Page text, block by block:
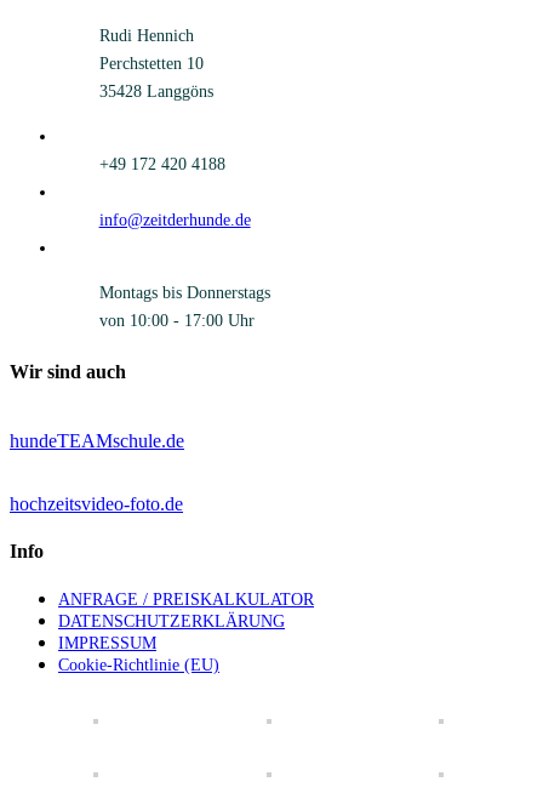
Rudi Hennich
Perchstetten 10
35428 Langgöns
+49 172 420 4188
info@zeitderhunde.de
Montags bis Donnerstags
von 10:00 - 17:00 Uhr
Wir sind auch
hundeTEAMschule.de
hochzeitsvideo-foto.de
Info
ANFRAGE / PREISKALKULATOR
DATENSCHUTZERKLÄRUNG
IMPRESSUM
Cookie-Richtlinie (EU)